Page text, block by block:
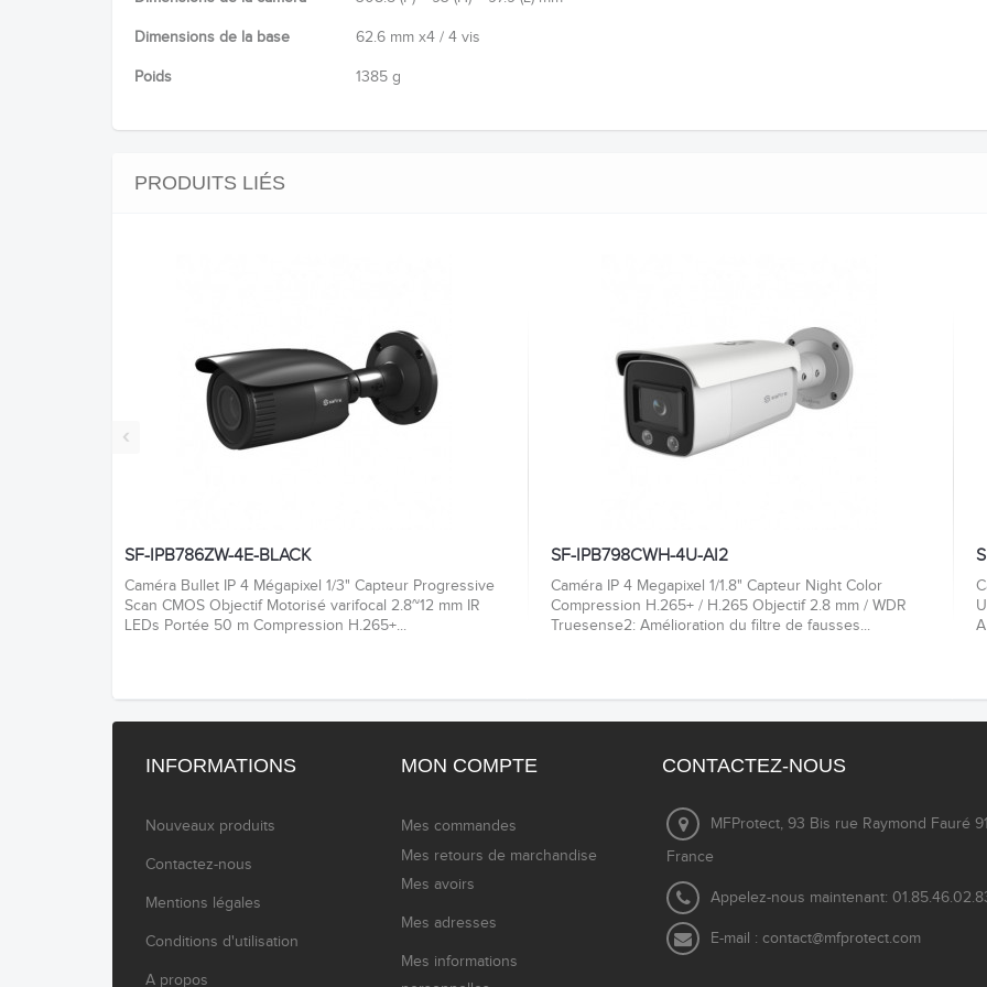
Dimensions de la base 62.6 mm x4 / 4 vis
Poids 1385 g
PRODUITS LIÉS
‹
SF-IPB786ZW-4E-BLACK
Caméra Bullet IP 4 Mégapixel 1/3" Capteur Progressive
Scan CMOS Objectif Motorisé varifocal 2.8~12 mm IR
LEDs Portée 50 m Compression H.265+...
SF-IPB798CWH-4U-AI2
Caméra IP 4 Megapixel 1/1.8" Capteur Night Color
Compression H.265+ / H.265 Objectif 2.8 mm / WDR
Truesense2: Amélioration du filtre de fausses...
INFORMATIONS
Nouveaux produits
Contactez-nous
Mentions légales
Conditions d'utilisation
A propos
MON COMPTE
Mes commandes
Mes retours de marchandise
Mes avoirs
Mes adresses
Mes informations
CONTACTEZ-NOUS
MFProtect, 93 Bis rue Raymond Fauré
France
Appelez-nous maintenant:
E-mail : contact@mfprotect.com